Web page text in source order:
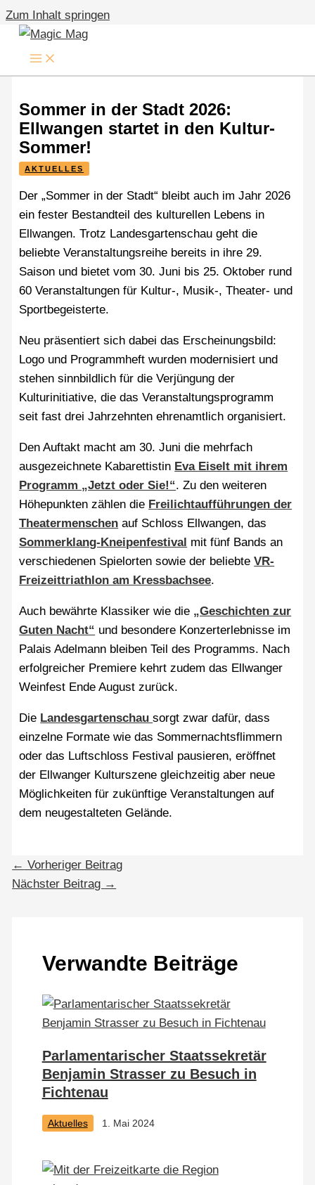
Zum Inhalt springen
Sommer in der Stadt 2026:
Ellwangen startet in den Kultur-
Sommer!
AKTUELLES
Der „Sommer in der Stadt“ bleibt auch im Jahr 2026
ein fester Bestandteil des kulturellen Lebens in
Ellwangen. Trotz Landesgartenschau geht die
beliebte Veranstaltungsreihe bereits in ihre 29.
Saison und bietet vom 30. Juni bis 25. Oktober rund
60 Veranstaltungen für Kultur-, Musik-, Theater- und
Sportbegeisterte.
Neu präsentiert sich dabei das Erscheinungsbild:
Logo und Programmheft wurden modernisiert und
stehen sinnbildlich für die Verjüngung der
Kulturinitiative, die das Veranstaltungsprogramm
seit fast drei Jahrzehnten ehrenamtlich organisiert.
Den Auftakt macht am 30. Juni die mehrfach
ausgezeichnete Kabarettistin Eva Eiselt mit ihrem
Programm „Jetzt oder Sie!“. Zu den weiteren
Höhepunkten zählen die Freilichtaufführungen der
Theatermenschen auf Schloss Ellwangen, das
Sommerklang-Kneipenfestival mit fünf Bands an
verschiedenen Spielorten sowie der beliebteVR-
Freizeittriathlon am Kressbachsee.
Auch bewährte Klassiker wie die „Geschichten zur
Guten Nacht“ und besondere Konzerterlebnisse im
Palais Adelmann bleiben Teil des Programms. Nach
erfolgreicher Premiere kehrt zudem das Ellwanger
Weinfest Ende August zurück.
Die Landesgartenschausorgt zwar dafür, dass
einzelne Formate wie das Sommernachtsflimmern
oder das Luftschloss Festival pausieren, eröffnet
der Ellwanger Kulturszene gleichzeitig aber neue
Möglichkeiten für zukünftige Veranstaltungen auf
dem neugestalteten Gelände.
← Vorheriger Beitrag
Nächster Beitrag →
Verwandte Beiträge
Parlamentarischer Staatssekretär
Benjamin Strasser zu Besuch in
Fichtenau
Aktuelles 1. Mai 2024